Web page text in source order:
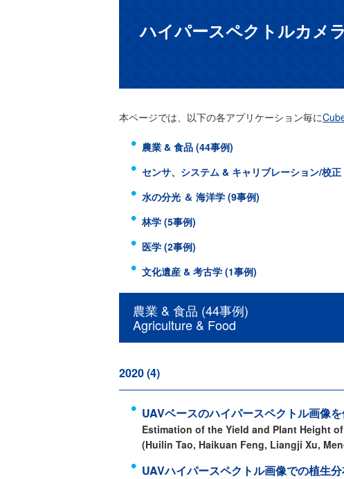
ハイパースペクトルカメ
本ページでは、以下の各アプリケーション毎に
農業 & 食品 (44事例)
センサ、システム & キャリブレーション/校
水の分光 ＆ 海洋学 (9事例)
林学 (5事例)
医学 (2事例)
文化遺産 & 考古学 (1事例)
農業 & 食品 (44事例)
Agriculture & Food
2020 (4)
UAVベースのハイパースペクトル画像
Estimation of the Yield and Plant Height
(Huilin Tao, Haikuan Feng, Liangji Xu,
UAVハイパースペクトル画像での植生